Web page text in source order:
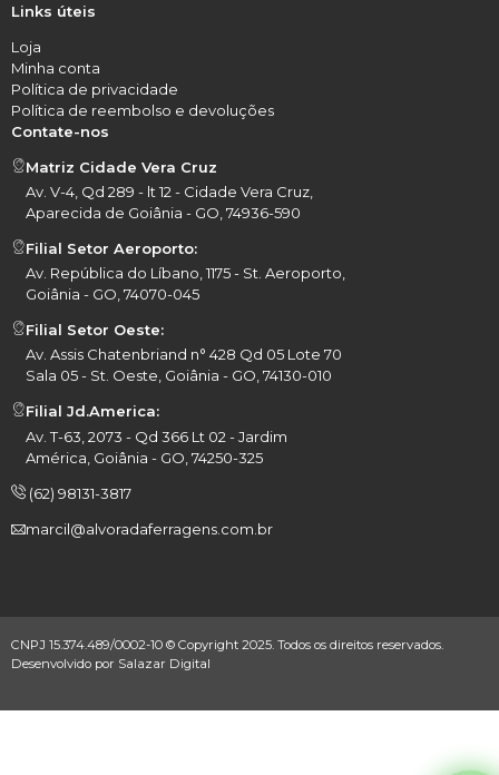
Links úteis
Loja
Minha conta
Política de privacidade
Política de reembolso e devoluções
Contate-nos
Matriz Cidade Vera Cruz
Av. V-4, Qd 289 - lt 12 - Cidade Vera Cruz,
Aparecida de Goiânia - GO, 74936-590
Filial Setor Aeroporto:
Av. República do Líbano, 1175 - St. Aeroporto,
Goiânia - GO, 74070-045
Filial Setor Oeste:
Av. Assis Chatenbriand n° 428 Qd 05 Lote 70
Sala 05 - St. Oeste, Goiânia - GO, 74130-010
Filial Jd.America:
Av. T-63, 2073 - Qd 366 Lt 02 - Jardim
América, Goiânia - GO, 74250-325
(62) 98131-3817
marcil@alvoradaferragens.com.br
CNPJ 15.374.489/0002-10 © Copyright 2025. Todos os direitos reservados.
Desenvolvido por Salazar Digital